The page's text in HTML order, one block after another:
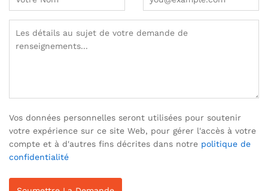
Vos données personnelles seront utilisées pour soutenir
votre expérience sur ce site Web, pour gérer l'accès à votre
compte et à d'autres fins décrites dans notre politique de
confidentialité